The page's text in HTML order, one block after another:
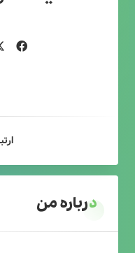
درباره من